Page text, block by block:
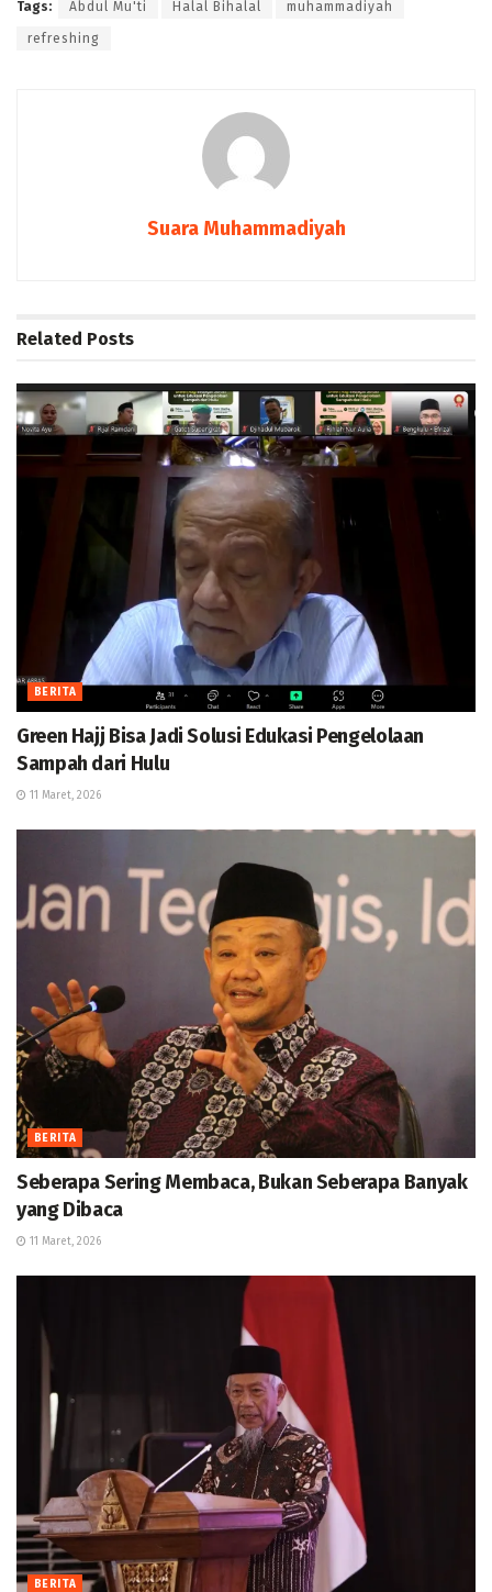
Tags: Abdul Mu'ti Halal Bihalal muhammadiyah
refreshing
Suara Muhammadiyah
Related Posts
BERITA
Green Hajj Bisa Jadi Solusi Edukasi Pengelolaan
Sampah dari Hulu
11 Maret, 2026
BERITA
Seberapa Sering Membaca, Bukan Seberapa Banyak
yang Dibaca
11 Maret, 2026
BERITA